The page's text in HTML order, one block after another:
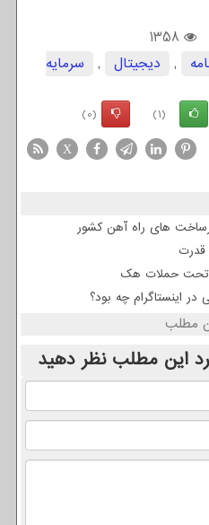
1358
, دیجیتال , سرمایه
(1)
(0)
X
های راه آهن کشور
قدرت
تحت حملات هک
اینستاگرام چه بود؟
مطلب
این مطلب نظر دهید